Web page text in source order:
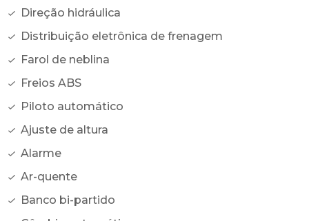
Direção hidráulica
Distribuição eletrônica de frenagem
Farol de neblina
Freios ABS
Piloto automático
Ajuste de altura
Alarme
Ar-quente
Banco bi-partido